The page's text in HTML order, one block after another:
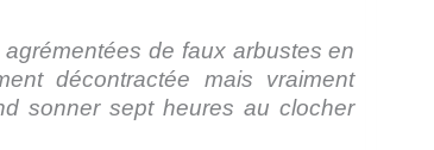
de faux arbustes en
décontractée mais vraiment
sonner sept heures au clocher